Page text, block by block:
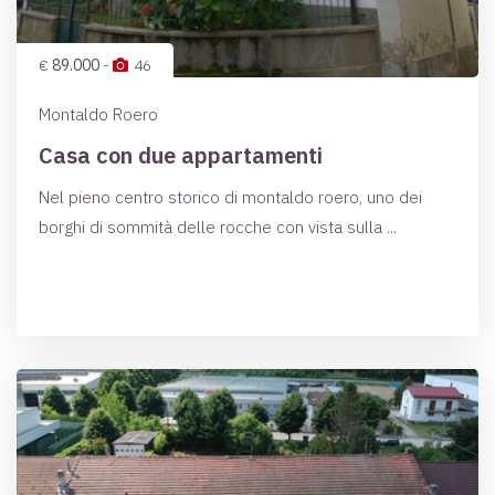
€ 89.000 - 46
Montaldo Roero
Casa con due appartamenti
Nel pieno centro storico di montaldo roero, uno dei
borghi di sommità delle rocche con vista sulla ...